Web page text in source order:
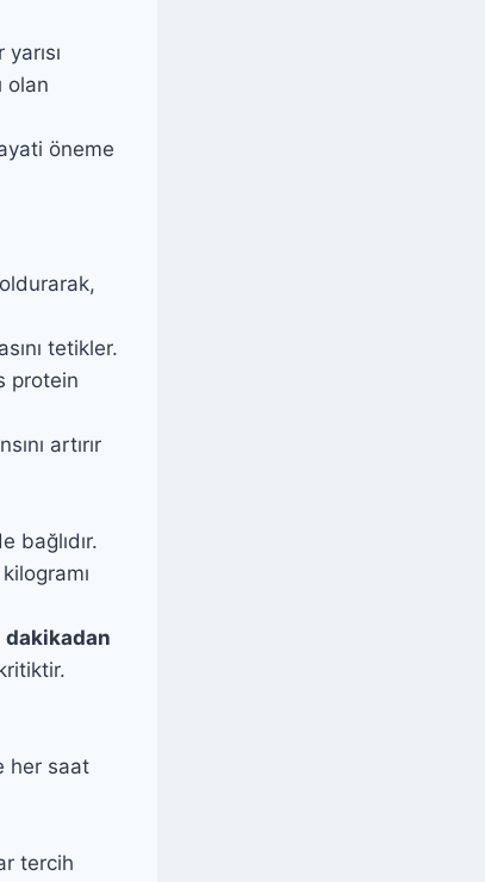
olan
öneme
tetikler.
protein
artırır
bağlıdır.
kilogramı
dakikadan
her saat
tercih